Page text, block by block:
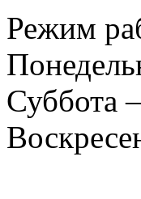
Режим
Суббота